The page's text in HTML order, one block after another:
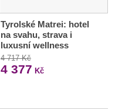
Tyrolské Matrei: hotel
na svahu, strava i
luxusní wellness
4 717 Kč
4 377 Kč